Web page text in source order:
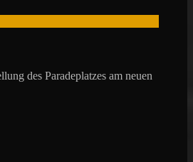
des Paradeplatzes am neuen